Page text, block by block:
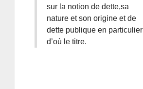
sur la notion de dette,sa
nature et son origine et de
dette publique en particulier
d’où le titre.